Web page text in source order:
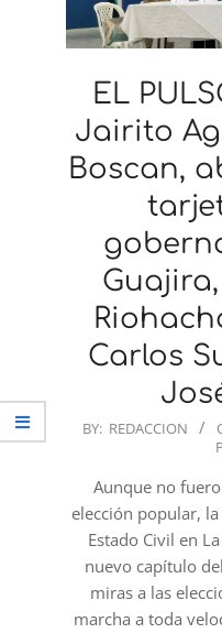
EL
Jairito
Boscan,
Carlos
2023-
BY: REDACCION
Aunque no
elección popular,
Estado Civil en
nuevo capítulo
miras a las
marcha a toda